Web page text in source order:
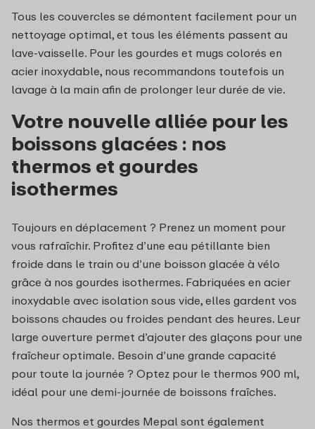
Tous les couvercles se démontent facilement pour un
nettoyage optimal, et tous les éléments passent au
lave-vaisselle. Pour les gourdes et mugs colorés en
acier inoxydable, nous recommandons toutefois un
lavage à la main afin de prolonger leur durée de vie.
Votre nouvelle alliée pour les
boissons glacées : nos
thermos et gourdes
isothermes
Toujours en déplacement ? Prenez un moment pour
vous rafraîchir. Profitez d’une eau pétillante bien
froide dans le train ou d’une boisson glacée à vélo
grâce à nos gourdes isothermes. Fabriquées en acier
inoxydable avec isolation sous vide, elles gardent vos
boissons chaudes ou froides pendant des heures. Leur
large ouverture permet d’ajouter des glaçons pour une
fraîcheur optimale. Besoin d’une grande capacité
pour toute la journée ? Optez pour le thermos 900 ml,
idéal pour une demi-journée de boissons fraîches.
Nos thermos et gourdes Mepal sont également